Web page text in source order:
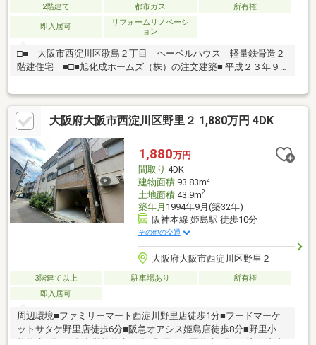
2階建て 都市ガス 所有権
即入居可
リフォームリノベーシ
ョン
□■ 大阪市西淀川区歌島２丁目 ヘーベルハウス 軽量鉄骨造２
階建住宅 ■□■旭化成ホームズ（株）の注文建築■ 平成２３年９
坪■ 土地間口 約７．５ｍ■ 前面道路 約５．４ｍ■ 長期優良住宅
（取得後申請要）～ 周辺施設のご案内 ～〇ライフ歌島店 約
230ｍ〇スギドラッグ歌島店 120ｍ〇西淀病院 約700ｍ〇歌島
小学校 約240ｍ〇歌島中学校 約350ｍ〇歌島郵便局 約170ｍ
大阪府大阪市西淀川区野里２ 1,880万円 4DK
1,880万円
間取り 4DK
建物面積93.83m2
土地面積43.9m2
築年月 1994年9月(築32年)
阪神本線 姫島駅 徒歩10分
その他の交通
大阪府大阪市西淀川区野里２
3階建て以上 駐車場あり
所有権
即入居可
周辺環境■ファミリーマート西淀川野里店徒歩1分■フードマーケ
ットサタケ野里店徒歩6分■阪急オアシス姫島店徒歩8分■野里小学